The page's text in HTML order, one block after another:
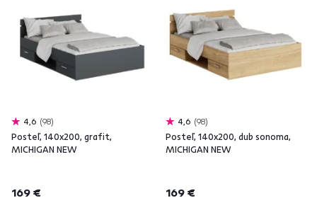
4,6 98
Posteľ, 140x200, grafit,
MICHIGAN NEW
169 €
4,6 98
Posteľ, 140x200, dub sonoma,
MICHIGAN NEW
169 €